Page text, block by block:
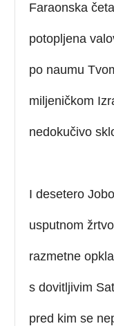
Faraonska
potopljena
po naumu
miljeničkom
nedokučivo
I desetero
usputnom
razmetne
s dovitljivim
pred kim se